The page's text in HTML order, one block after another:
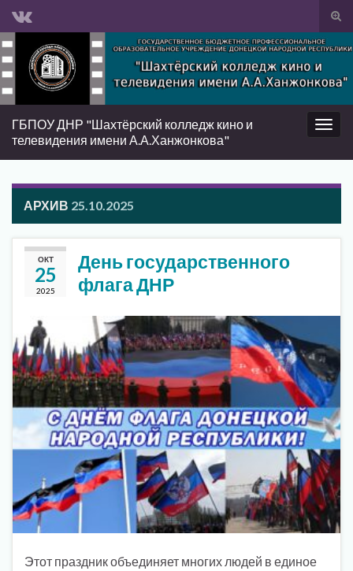
Вкл/
Search for:
Вкл/
ГБПОУ ДНР "Шахтёрский колледж кино и
телевидения имени А.А.Ханжонкова"
АРХИВ 25.10.2025
ОКТ
25
2025
День государственного
флага ДНР
Этот праздник объединяет многих людей в единое